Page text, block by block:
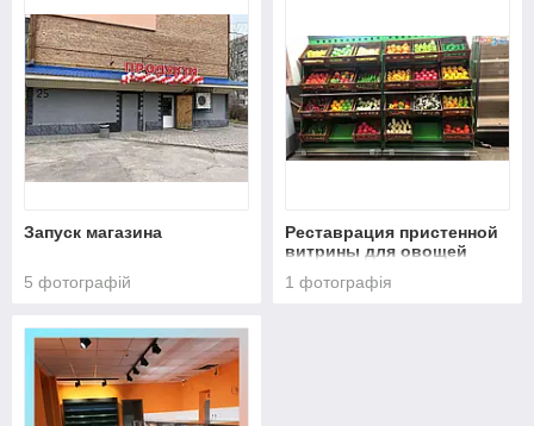
Запуск магазина
5 фотографій
Реставрация пристенной
витрины для овощей
1 фотографія